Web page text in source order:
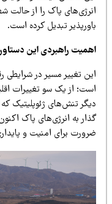
پاک را از حالت شعار
تبدیل کرده است.
راهبردی این دستاورد
تغییر مسیر در شرایطی رقم
از یک سو تغییرات
تنش‌های ژئوپلیتیک که
به انرژی‌های پاک اکنون
برای امنیت و پایداری